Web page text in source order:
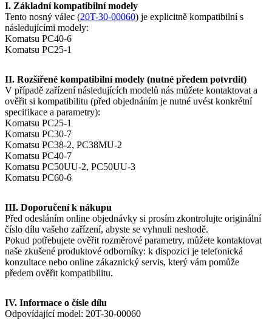
I. Základní kompatibilní modely
Tento nosný válec (20T-30-00060) je explicitně kompatibilní s
následujícími modely:
Komatsu PC40-6
Komatsu PC25-1
II. Rozšířené kompatibilní modely (nutné předem potvrdit)
V případě zařízení následujících modelů nás můžete kontaktovat a
ověřit si kompatibilitu (před objednáním je nutné uvést konkrétní
specifikace a parametry):
Komatsu PC25-1
Komatsu PC30-7
Komatsu PC38-2, PC38MU-2
Komatsu PC40-7
Komatsu PC50UU-2, PC50UU-3
Komatsu PC60-6
III. Doporučení k nákupu
Před odesláním online objednávky si prosím zkontrolujte originální
číslo dílu vašeho zařízení, abyste se vyhnuli neshodě.
Pokud potřebujete ověřit rozměrové parametry, můžete kontaktovat
naše zkušené produktové odborníky: k dispozici je telefonická
konzultace nebo online zákaznický servis, který vám pomůže
předem ověřit kompatibilitu.
IV. Informace o čísle dílu
Odpovídající model: 20T-30-00060